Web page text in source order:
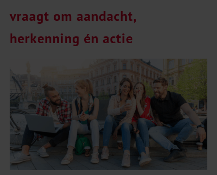
vraagt om aandacht,
herkenning én actie